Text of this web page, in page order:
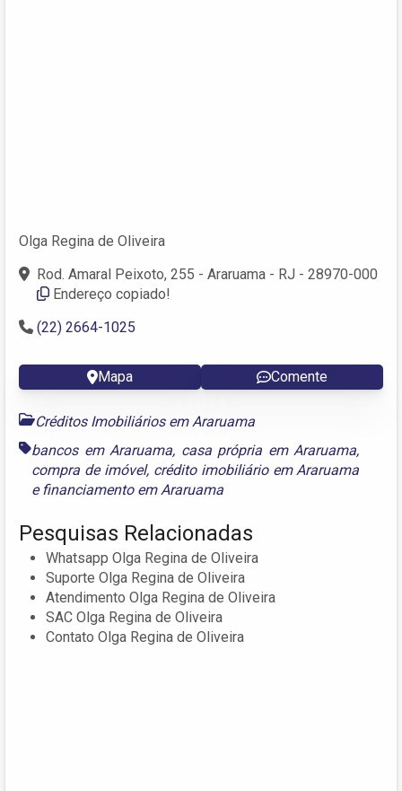
Olga Regina de Oliveira
Rod. Amaral Peixoto, 255 - Araruama - RJ - 28970-000
Endereço copiado!
(22) 2664-1025
Mapa Comente
Créditos Imobiliários em Araruama
bancos em Araruama, casa própria em Araruama,
compra de imóvel, crédito imobiliário em Araruama
e financiamento em Araruama
Pesquisas Relacionadas
Whatsapp Olga Regina de Oliveira
Suporte Olga Regina de Oliveira
Atendimento Olga Regina de Oliveira
SAC Olga Regina de Oliveira
Contato Olga Regina de Oliveira